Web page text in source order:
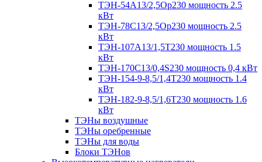
ТЭН-54А13/2,5Ор230 мощность 2.5
кВт
ТЭН-78С13/2,5Ор230 мощность 2.5
кВт
ТЭН-107А13/1,5Т230 мощность 1.5
кВт
ТЭН-170C13/0,4S230 мощность 0,4 кВт
ТЭН-154-9-8,5/1,4Т230 мощность 1.4
кВт
ТЭН-182-9-8,5/1,6Т230 мощность 1.6
кВт
ТЭНы воздушные
ТЭНы оребренные
ТЭНы для воды
Блоки ТЭНов